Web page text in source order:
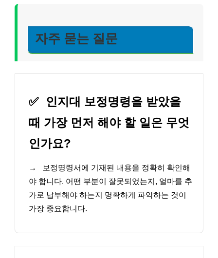
자주 묻는 질문
✅
인지대 보정명령을 받았을
때 가장 먼저 해야 할 일은 무엇
인가요?
→
보정명령서에 기재된 내용을 정확히 확인해
야 합니다. 어떤 부분이 잘못되었는지, 얼마를 추
가로 납부해야 하는지 명확하게 파악하는 것이
가장 중요합니다.